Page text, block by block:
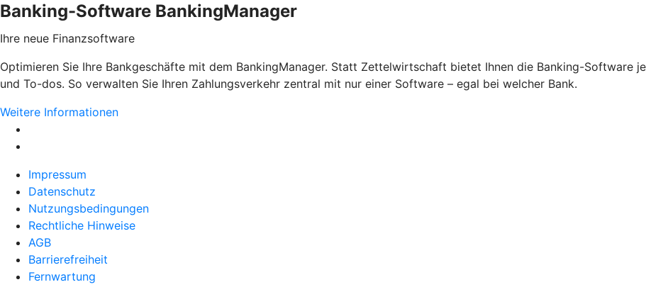
Banking-Software BankingManager
Ihre neue Finanzsoftware
Optimieren Sie Ihre Bankgeschäfte mit dem BankingManager. Statt Zettelwirtschaft bietet Ihnen die Banking-Software
und To-dos. So verwalten Sie Ihren Zahlungsverkehr zentral mit nur einer Software – egal bei welcher Bank.
Weitere Informationen
Impressum
Datenschutz
Nutzungsbedingungen
Rechtliche Hinweise
AGB
Barrierefreiheit
Fernwartung